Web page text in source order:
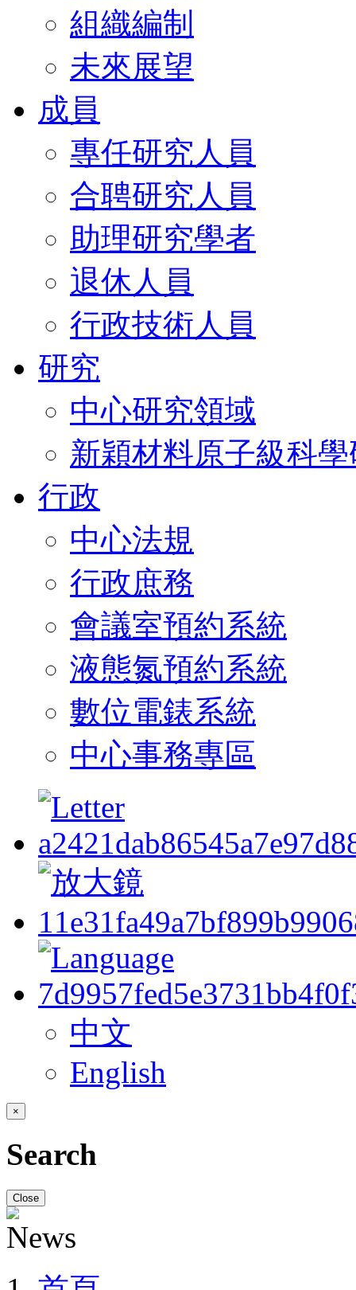
組織編制
未來展望
成員
專任研究人員
合聘研究人員
助理研究學者
退休人員
行政技術人員
研究
中心研究領域
新穎材料原子級科
行政
中心法規
行政庶務
會議室預約系統
液態氮預約系統
數位電錶系統
中心事務專區
中文
English
×
Search
Close